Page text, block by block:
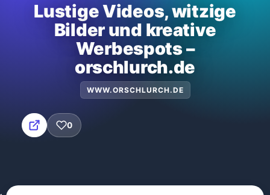
Lustige Videos, witzige
Bilder und kreative
Werbespots –
orschlurch.de
WWW.ORSCHLURCH.DE
0